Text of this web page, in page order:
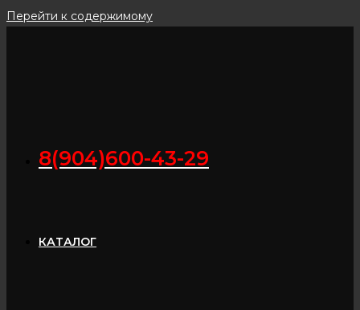
Перейти к содержимому
8(904)600-43-29
КАТАЛОГ